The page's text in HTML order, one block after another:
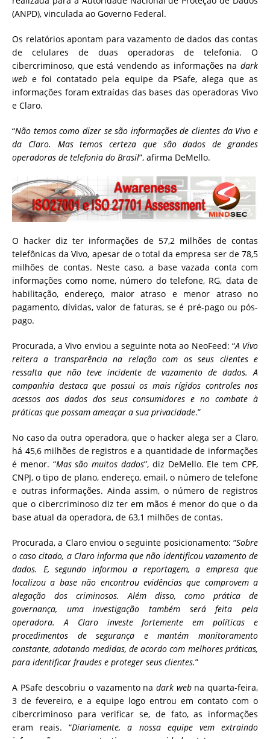
(ANPD), vinculada ao Governo Federal.
Os relatórios apontam para vazamento de dados das contas
de celulares de duas operadoras de telefonia. O
cibercriminoso, que está vendendo as informações na dark
web e foi contatado pela equipe da PSafe, alega que as
informações foram extraídas das bases das operadoras Vivo
e Claro.
“Não temos como dizer se são informações de clientes da Vivo e
da Claro. Mas temos certeza que são dados de grandes
operadoras de telefonia do Brasil”, afirma DeMello.
O hacker diz ter informações de 57,2 milhões de contas
telefônicas da Vivo, apesar de o total da empresa ser de 78,5
milhões de contas. Neste caso, a base vazada conta com
informações como nome, número do telefone, RG, data de
habilitação, endereço, maior atraso e menor atraso no
pagamento, dívidas, valor de faturas, se é pré-pago ou pós-
pago.
Procurada, a Vivo enviou a seguinte nota ao NeoFeed: “A Vivo
reitera a transparência na relação com os seus clientes e
ressalta que não teve incidente de vazamento de dados. A
companhia destaca que possui os mais rígidos controles nos
acessos aos dados dos seus consumidores e no combate à
práticas que possam ameaçar a sua privacidade.”
No caso da outra operadora, que o hacker alega ser a Claro,
há 45,6 milhões de registros e a quantidade de informações
é menor. “Mas são muitos dados”, diz DeMello. Ele tem CPF,
CNPJ, o tipo de plano, endereço, email, o número de telefone
e outras informações. Ainda assim, o número de registros
que o cibercriminoso diz ter em mãos é menor do que o da
base atual da operadora, de 63,1 milhões de contas.
Procurada, a Claro enviou o seguinte posicionamento: “Sobre
o caso citado, a Claro informa que não identificou vazamento de
dados. E, segundo informou a reportagem, a empresa que
localizou a base não encontrou evidências que comprovem a
alegação dos criminosos. Além disso, como prática de
governança, uma investigação também será feita pela
operadora. A Claro investe fortemente em políticas e
procedimentos de segurança e mantém monitoramento
constante, adotando medidas, de acordo com melhores práticas,
para identificar fraudes e proteger seus clientes.”
A PSafe descobriu o vazamento na dark webna quarta-feira,
3 de fevereiro, e a equipe logo entrou em contato com o
cibercriminoso para verificar se, de fato, as informações
eram reais. “Diariamente, a nossa equipe vem extraindo